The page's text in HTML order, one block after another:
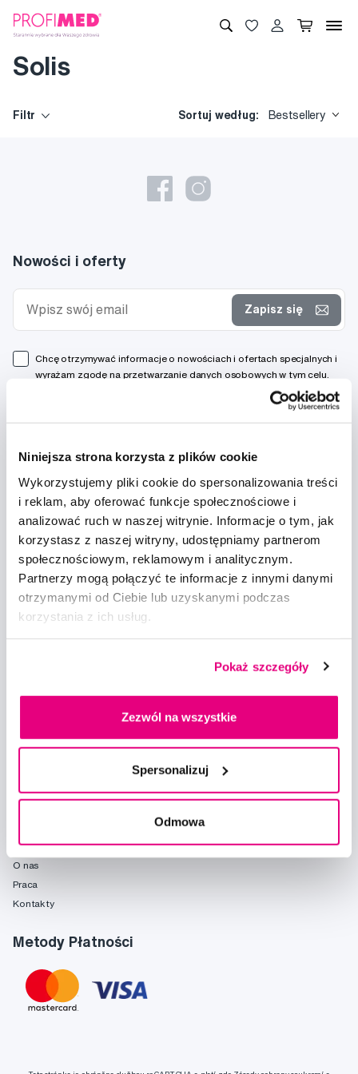
Niniejsza strona korzysta z plików cookie
Wykorzystujemy pliki cookie do spersonalizowania treści
i reklam, aby oferować funkcje społecznościowe i
analizować ruch w naszej witrynie. Informacje o tym, jak
korzystasz z naszej witryny, udostępniamy partnerom
społecznościowym, reklamowym i analitycznym.
Partnerzy mogą połączyć te informacje z innymi danymi
otrzymanymi od Ciebie lub uzyskanymi podczas
korzystania z ich usług.
Pokaż szczegóły
Zezwól na wszystkie
Spersonalizuj
Odmowa
Solis
Filtr Sortuj według: Bestsellery
Doradzimy
info@profimed.com
Zapytaj o poradę
Wszystko o zakupach
Warunki handlowe
Sposoby dostawy
Warto spróbować
Marki
Fridababy
O spółce
O nas
Praca
Kontakty
Metody Płatności
Nowości i oferty
Zapisz się
Chcę otrzymywać informacje o nowościach i ofertach specjalnych i
wyrażam zgodę na przetwarzanie danych osobowychw tym celu.